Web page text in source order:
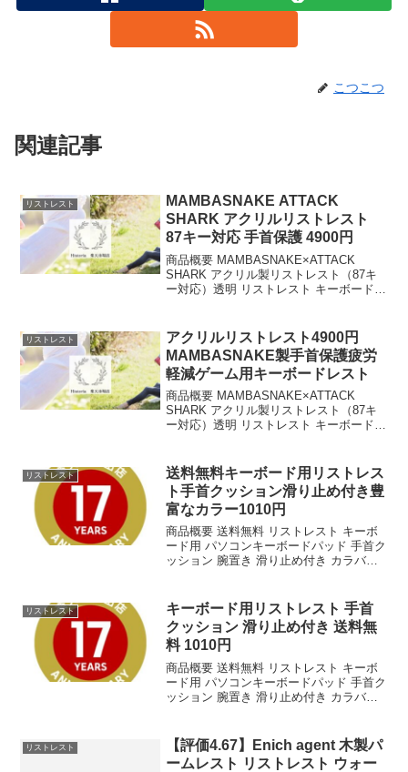
こつこつ
関連記事
リストレスト
MAMBASNAKE ATTACK
SHARK アクリルリストレスト
87キー対応 手首保護 4900円
商品概要 MAMBASNAKE×ATTACK
SHARK アクリル製リストレスト（87キ
ー対応）透明 リストレスト キーボードレ
イン 疲労軽減 お手入れ簡単 ...
リストレスト
アクリルリストレスト4900円
MAMBASNAKE製手首保護疲労
軽減ゲーム用キーボードレスト
商品概要 MAMBASNAKE×ATTACK
SHARK アクリル製リストレスト（87キ
ー対応）透明 リストレスト キーボードレ
イン 疲労軽減 お手入れ簡単 ...
リストレスト
送料無料キーボード用リストレス
ト手首クッション滑り止め付き豊
富なカラー1010円
商品概要 送料無料 リストレスト キーボ
ード用 パソコンキーボードパッド 手首ク
ッション 腕置き 滑り止め付き カラバリ
ソコンキーボードパッド 手首クッション
...
リストレスト
キーボード用リストレスト 手首
クッション 滑り止め付き 送料無
料 1010円
商品概要 送料無料 リストレスト キーボ
ード用 パソコンキーボードパッド 手首ク
ッション 腕置き 滑り止め付き カラバリ
ソコンキーボードパッド 手首クッション
...
リストレスト
【評価4.67】Enich agent 木製パ
ームレスト リストレスト ウォー